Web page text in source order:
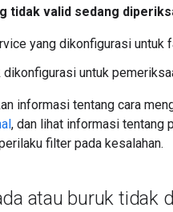
tidak valid sedang
yang dikonfigurasi untuk
dikonfigurasi untuk
informasi tentang cara
, dan lihat informasi tentang
filter pada kesalahan.
atau buruk tidak